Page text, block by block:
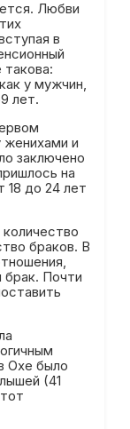
Любви
в
у мужчин,
лет.
женихами и
заключено
на
18 до 24 лет
браков. В
брак. Почти
Охе было
(41